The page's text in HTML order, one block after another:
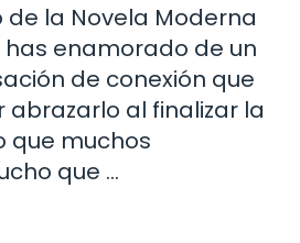
de la Novela Moderna
has enamorado de un
de conexión que
abrazarlo al finalizar la
que muchos
que …